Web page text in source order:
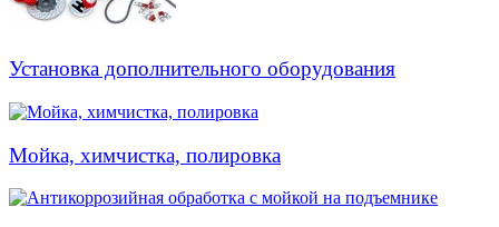
Установка дополнительного оборудования
Мойка, химчистка, полировка